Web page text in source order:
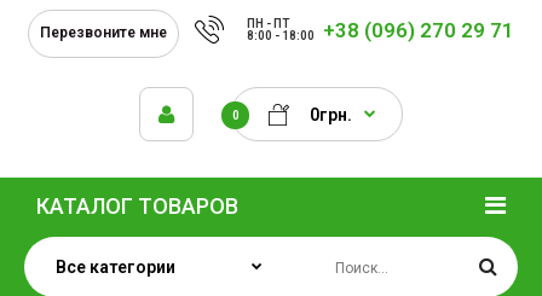
Перезвоните мне
ПН - ПТ
8:00 - 18:00
+38 (096) 270 29 71
0 0грн.
КАТАЛОГ ТОВАРОВ